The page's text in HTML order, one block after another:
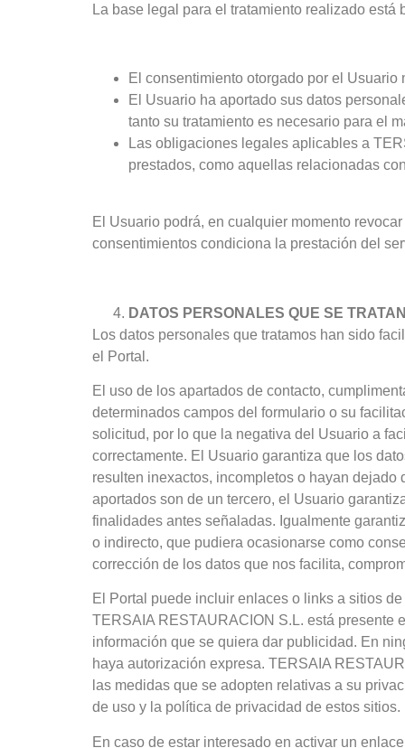
La base legal para el tratamiento realizado está
El consentimiento otorgado por el
El Usuario ha aportado sus datos
tanto su tratamiento es necesario para el
Las obligaciones legales aplicables a
prestados, como aquellas relacionadas
El Usuario podrá, en cualquier momento
consentimientos condiciona la prestación del
DATOS PERSONALES QUE SE
Los datos personales que tratamos han sido
el Portal.
El uso de los apartados de contacto,
determinados campos del formulario o su
solicitud, por lo que la negativa del Usuario a
correctamente. El Usuario garantiza que los
resulten inexactos, incompletos o hayan
aportados son de un tercero, el Usuario
finalidades antes señaladas. Igualmente
o indirecto, que pudiera ocasionarse como
corrección de los datos que nos facilita,
El Portal puede incluir enlaces o links a sitios
TERSAIA RESTAURACION S.L. está presente
información que se quiera dar publicidad. En
haya autorización expresa. TERSAIA
las medidas que se adopten relativas a su
de uso y la política de privacidad de estos sitios.
En caso de estar interesado en activar un